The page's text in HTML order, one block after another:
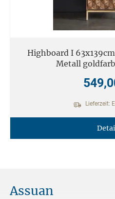
Highboard I
Metall
Lieferzeit:
Assuan